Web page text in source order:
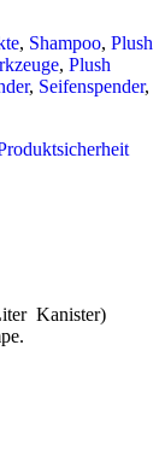
, Shampoo, Plush
, Plush
, Seifenspender,
Kanister)